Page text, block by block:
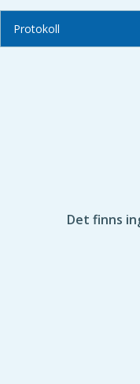
Protokoll
Det finns